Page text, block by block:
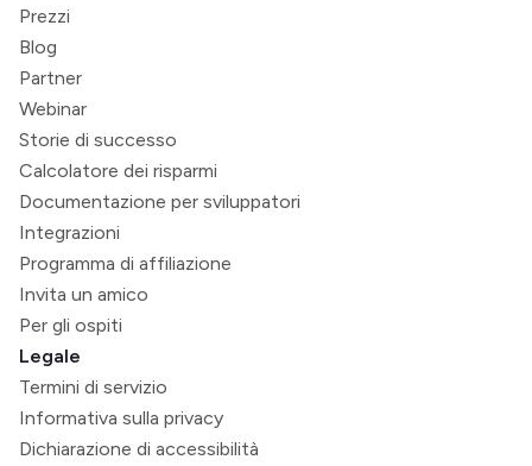
Prezzi
Blog
Partner
Webinar
Storie di successo
Calcolatore dei risparmi
Documentazione per sviluppatori
Integrazioni
Programma di affiliazione
Invita un amico
Per gli ospiti
Legale
Termini di servizio
Informativa sulla privacy
Dichiarazione di accessibilità